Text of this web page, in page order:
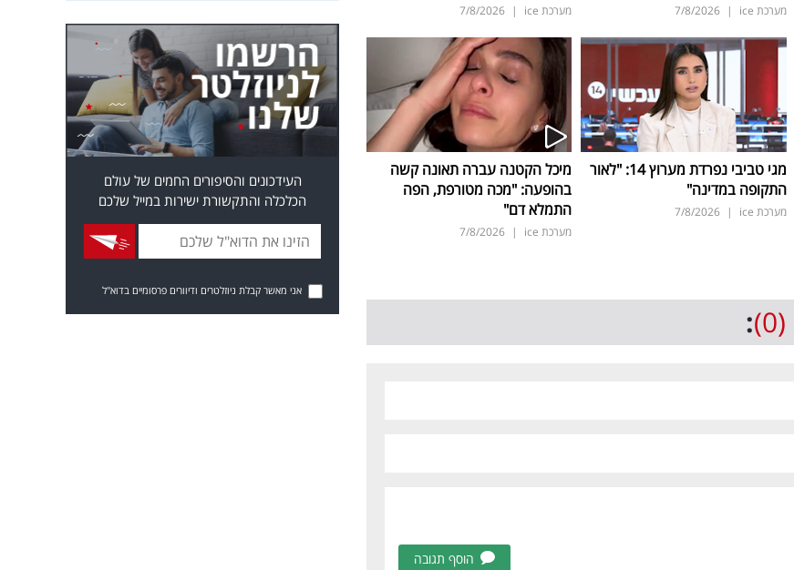
מערכת ice |
7/8/2026 מערכת ice |
7/8/2026
מגי טביבי נפרדת מערוץ 14: "לאור
התקופה במדינה"
מערכת ice |
7/8/2026
מיכל הקטנה עברה תאונה קשה
בהופעה: "מכה מטורפת, הפה
התמלא דם"
מערכת ice |
7/8/2026
(0)
:
הוסף תגובה
העידכונים והסיפורים החמים של עולם
הכלכלה והתקשורת ישירות במייל שלכם
אני מאשר קבלת ניוזלטרים ודיוורים פרסומיים בדוא"ל